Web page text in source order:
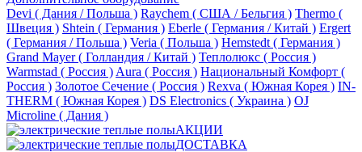
Devi ( Дания / Польша ) Raychem ( США / Бельгия ) Thermo (
Швеция ) Shtein ( Германия ) Eberle ( Германия / Китай ) Ergert
( Германия / Польша ) Veria ( Польша ) Hemstedt ( Германия )
Grand Mayer ( Голландия / Китай ) Теплолюкс ( Россия )
Warmstad ( Россия ) Aura ( Россия ) Национальный Комфорт (
Россия ) Золотое Сечение ( Россия ) Rexva ( Южная Корея ) IN-
THERM ( Южная Корея ) DS Electronics ( Украина ) OJ
Microline ( Дания )
АКЦИИ
ДОСТАВКА